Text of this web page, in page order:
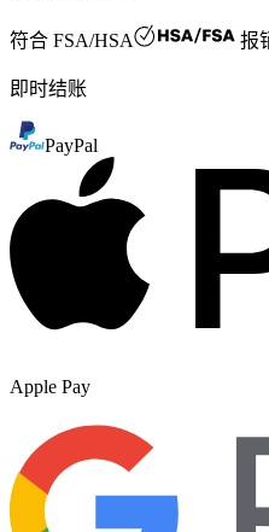
符合 FSA/HSA 报
即时结账
PayPal
Apple Pay